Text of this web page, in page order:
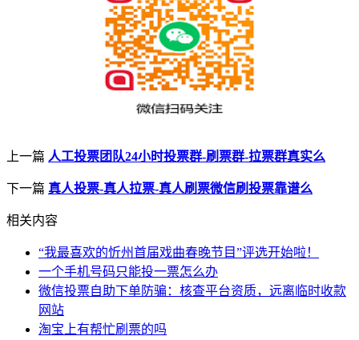
上一篇 人工投票团队24小时投票群-刷票群-拉票群真实么
下一篇 真人投票-真人拉票-真人刷票微信刷投票靠谱么
相关内容
“我最喜欢的忻州首届戏曲春晚节目”评选开始啦！
一个手机号码只能投一票怎么办
微信投票自助下单防骗：核查平台资质，远离临时收款
网站
淘宝上有帮忙刷票的吗